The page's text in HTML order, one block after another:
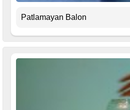
Patlamayan Balon